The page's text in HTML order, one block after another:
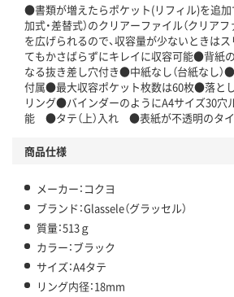
●書類が増えたらポケット(リフィル)を追加
加式・差替式）のクリアーファイル（クリア
を広げられるので、収容量が少ないときはス
てもかさばらずにキレイに収容可能●背紙
なる抜き差し穴付き●中紙なし（台紙なし
付属●最大収容ポケット枚数は60枚●落と
リング●バインダーのようにA4サイズ30穴
能 ●タテ（上）入れ ●表紙が不透明のタ
商品仕様
メーカー：コクヨ
ブランド：Glassele（グラッセル）
質量：513ｇ
カラー：ブラック
サイズ：A4タテ
リング内径：18mm